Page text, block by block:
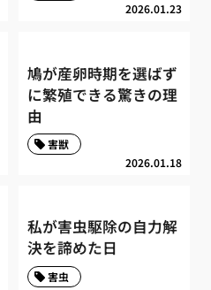
2026.01.23
鳩が産卵時期を選ばず
に繁殖できる驚きの理
由
2026.01.18
害獣
私が害虫駆除の自力解
決を諦めた日
害虫